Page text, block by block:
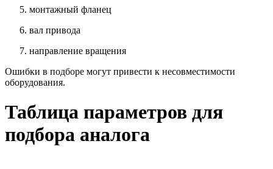
монтажный фланец
вал привода
направление вращения
Ошибки в подборе могут привести к несовместимости
оборудования.
Таблица параметров для
подбора аналога